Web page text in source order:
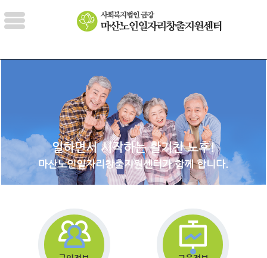
일하면서 시작하는 활기찬 노후!
마산노인일자리창출지원센터가 함께 합니다.